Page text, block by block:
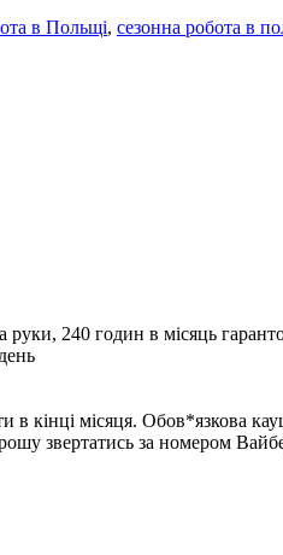
в Польщі, сезонна робота в
руки, 240 годин в місяць
кінці місяця. Обов*язкова
звертатись за номером